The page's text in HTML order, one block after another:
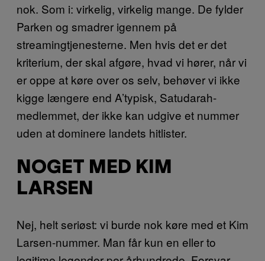
nok. Som i: virkelig, virkelig mange. De fylder
Parken og smadrer igennem på
streamingtjenesterne. Men hvis det er det
kriterium, der skal afgøre, hvad vi hører, når vi
er oppe at køre over os selv, behøver vi ikke
kigge længere end A’typisk, Satudarah-
medlemmet, der ikke kan udgive et nummer
uden at dominere landets hitlister.
NOGET MED KIM
LARSEN
Nej, helt seriøst: vi burde nok køre med et Kim
Larsen-nummer. Man får kun en eller to